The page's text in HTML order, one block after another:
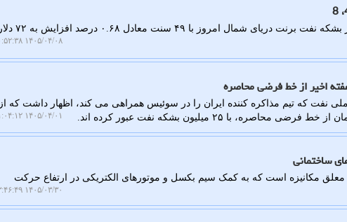
به گزارش کار در محل، قیمت هر بشکه نفت برنت دریای شمال امروز با ۴۹ سنت معادل ۰.۶۸ درصد افزایش به ۷۲ دلار
۱۴۰۵/۰۴/۰۸ ۱۰:۵۲:۳۸
نفت که تیم مذاکره کننده ایران را در سوئیس همراهی می کند، اظهار داشت که از
با ۲۵ میلیون بشکه نفت عبور کرده اند.
۱۴۰۵/۰۴/۰۱ ۱۱:۰۴:۱۲
ساختمانی
مکانیزه است که به کمک سیم بکسل و موتورهای الکتریکی در ارتفاع حرکت
۱۴۰۵/۰۳/۳۰ ۱۳:۴۶:۴۹